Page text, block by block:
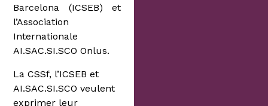
Barcelona (ICSEB) et
l’Association
Internationale
AI.SAC.SI.SCO Onlus.
La CSSf, l’ICSEB et
AI.SAC.SI.SCO veulent
exprimer leur